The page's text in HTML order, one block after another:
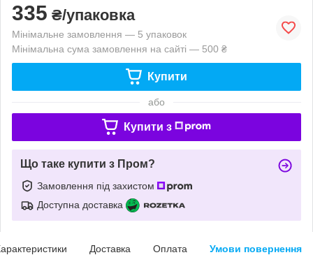
335 ₴/упаковка
Мінімальне замовлення — 5 упаковок
Мінімальна сума замовлення на сайті — 500 ₴
Купити
або
Купити з
Що таке купити з Пром?
Замовлення під захистом
Доступна доставка
Доставка Оплата Умови повернення